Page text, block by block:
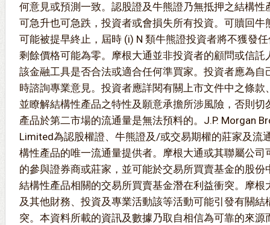
何意見或預測一致。認股證及牛熊證乃無抵押之結構性
可急升也可急跌，投資者或會損失所有投資。可贖回牛
可能被提早終止，屆時 (i) N 類牛熊證投資者將不獲發
剩餘價格可能為零。摩根大通並非投資者的顧問或信託
該金融工具是否合法或適合任何準買家。投資者應為自
時諮詢專業意見。投資者應詳閱有關上市文件中之條款
並瞭解結構性產品之特性及願意承擔所涉風險，否則切
產品於第二市場的流通量是無法預料的。J.P. Morgan
Limited為認股權證、牛熊證及/或交易期權的莊家及流
構性產品的唯一流通量提供者。摩根大通或其聯屬公司
的參與證券商或莊家，並可能於交易所買賣基金的股份
結構性產品相關的交易所買賣基金潛在利益衝突。摩根
及其他財務、投資及專業活動該等活動可能引發有關結
突。本資料所載的資訊及數據乃取自相信為可靠的來源